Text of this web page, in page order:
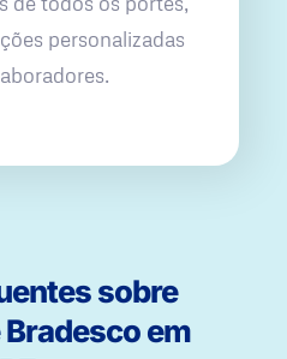
personalizadas
sobre
Bradesco em